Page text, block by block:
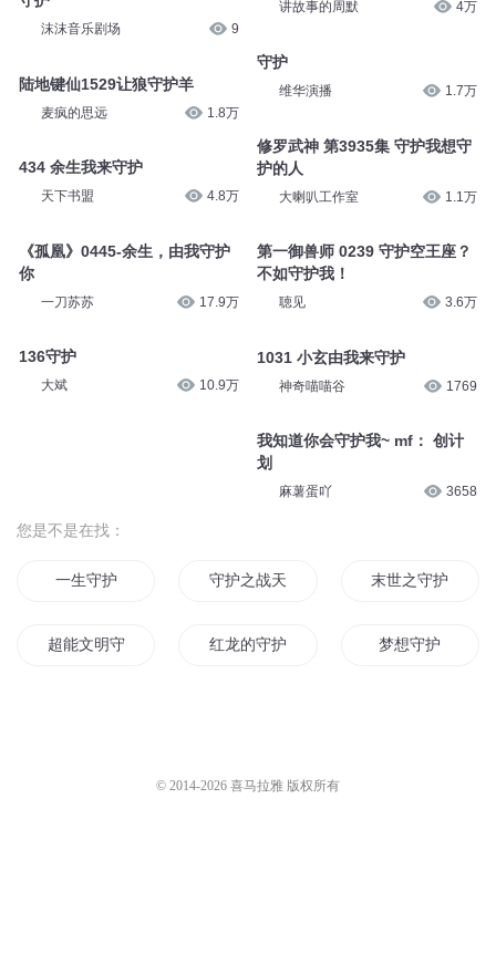
沫沫音乐剧场 9
陆地键仙1529让狼守护羊
麦疯的思远 1.8万
434 余生我来守护
天下书盟 4.8万
《孤凰》0445-余生，由我守护
你
一刀苏苏 17.9万
136守护
大斌 10.9万
讲故事的周默 4万
守护
维华演播 1.7万
修罗武神 第3935集 守护我想守
护的人
大喇叭工作室 1.1万
第一御兽师 0239 守护空王座？
不如守护我！
聴见 3.6万
1031 小玄由我来守护
神奇喵喵谷 1769
我知道你会守护我~ mf： 创计
划
麻薯蛋吖 3658
您是不是在找：
一生守护 守护之战天 末世之守护
超能文明守护者 红龙的守护 梦想守护
© 2014-2026 喜马拉雅 版权所有